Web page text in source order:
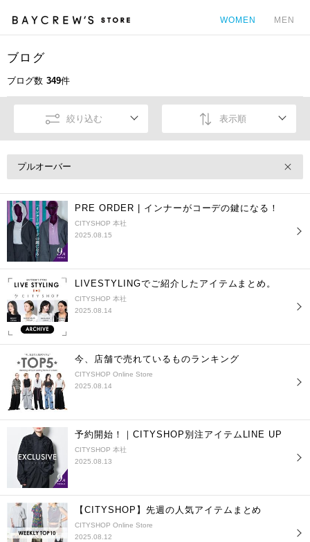
WOMEN MEN
ブログ
ブログ数 349件
絞り込む 表示順
プルオーバー
PRE ORDER | インナーがコーデの鍵になる！
CITYSHOP 本社
2025.08.15
LIVESTYLINGでご紹介したアイテムまとめ。
CITYSHOP 本社
2025.08.14
今、店舗で売れているものランキング
CITYSHOP Online Store
2025.08.14
予約開始！｜CITYSHOP別注アイテムLINE UP
CITYSHOP 本社
2025.08.13
【CITYSHOP】先週の人気アイテムまとめ
CITYSHOP Online Store
2025.08.12